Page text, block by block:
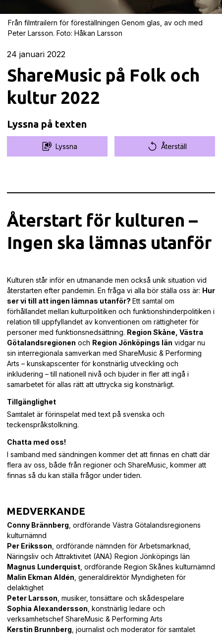
Från filmtrailern för föreställningen Genom glas, av och med
Peter Larsson. Foto: Håkan Larsson
24 januari 2022
ShareMusic på Folk och
kultur 2022
Lyssna på texten
Lyssna Återställ
Återstart för kulturen –
Ingen ska lämnas utanför
Kulturen står inför en utmanande men också unik situation vid
återstarten efter pandemin. En fråga vi alla bör ställa oss är: Hur
ser vi till att ingen lämnas utanför? Ett samtal om
förhållandet mellan kulturpolitiken och funktionshinderpolitiken i
relation till uppfyllandet av konventionen om rättigheter för
personer med funktionsnedsättning. Region Skåne, Västra
Götalandsregionen och Region Jönköpings län vidgar nu
sin interregionala samverkan med ShareMusic & Performing
Arts – kunskapscenter för konstnärlig utveckling och
inkludering – till nationell nivå och bjuder in fler att ingå i
samarbetet för allas rätt att uttrycka sig konstnärligt.
Tillgänglighet
Samtalet är förinspelat med text på svenska och
teckenspråkstolkning.
Chatta med oss!
I samband med sändningen kommer det att finnas en chatt där
flera av oss, både från regioner och ShareMusic, kommer att
finnas så du kan ställa frågor under tiden.
MEDVERKANDE
Conny Brännberg , ordförande Västra Götalandsregionens
kulturnämnd
Per Eriksson , ordförande nämnden för Arbetsmarknad,
Näringsliv och Attraktivitet (ANA) Region Jönköpings län
Magnus Lunderquist , ordförande Region Skånes kulturnämnd
Malin Ekman Aldén , generaldirektör Myndigheten för
delaktighet
Peter Larsson , musiker, tonsättare och skådespelare
Sophia Alexandersson , konstnärlig ledare och
verksamhetschef ShareMusic & Performing Arts
Kerstin Brunnberg , journalist och moderator för samtalet